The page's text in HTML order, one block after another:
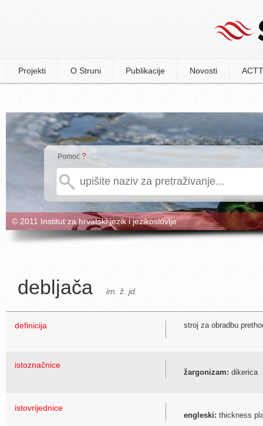
Projekti O Struni Publikacije Novosti
Pomoć ?
© 2011 Institut za hrvatski jezik i jezikoslovlje
debljača im. ž. jd.
definicija stroj za obradbu
istoznačnice
žargonizam: dikerica
istovrijednice
engleski: thickness